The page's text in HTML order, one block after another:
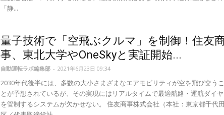
「静...
量子技術で「空飛ぶクルマ」を制御！住友
事、東北大学やOneSkyと実証開始...
自動運転ラボ編集部 - 2021年6月23日 09:34
2030年代後半には、多数の大小さまざまなエアモビリティが空を飛び交うこ
とが予想されているが、その実現にはリアルタイムで最適航路・運航ダイヤ
を管制するシステムが欠かせない。 住友商事株式会社（本社：東京都千代田